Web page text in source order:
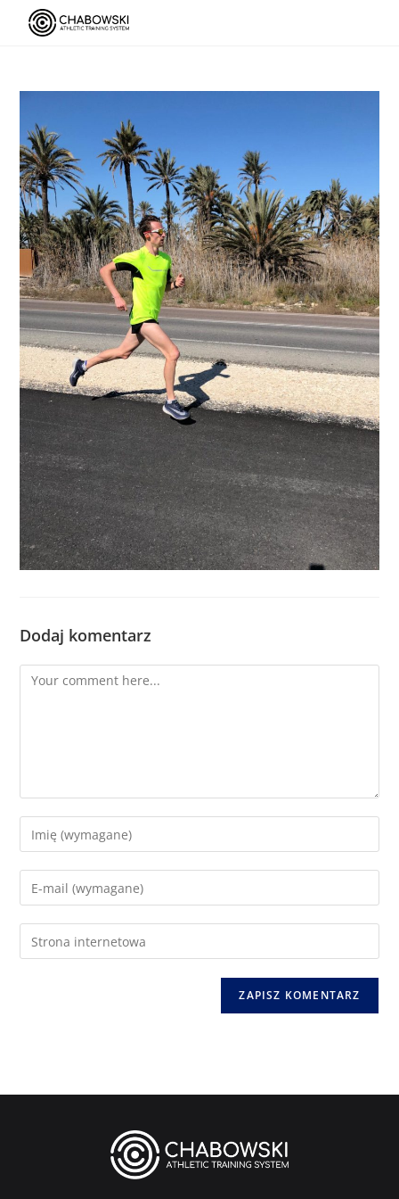
Dodaj komentarz